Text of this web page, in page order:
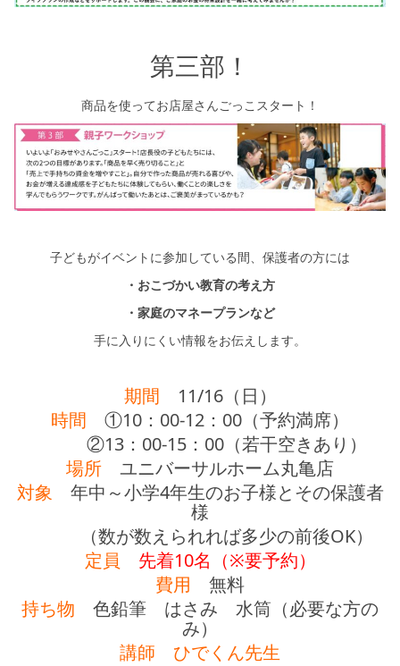
第三部！
商品を使ってお店屋さんごっこスタート！
子どもがイベントに参加している間、保護者の方には
・おこづかい教育の考え方
・家庭のマネープランなど
手に入りにくい情報をお伝えします。
期間 11/16（日）
時間 ①10：00-12：00（予約満席）
②13：00-15：00（若干空きあり）
場所 ユニバーサルホーム丸亀店
対象 年中～小学4年生のお子様とその保護者
様
（数が数えられれば多少の前後OK）
定員
先着10名（※要予約）
費用 無料
持ち物 色鉛筆 はさみ 水筒（必要な方の
み）
講師
ひでくん先生